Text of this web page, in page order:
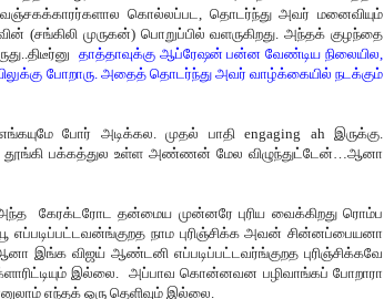
வஞ்சகக்காரர்களால கொல்லப்பட, தொடர்ந்து அவர் மனைவியும்
முருகன்) பொறுப்பில் வளருகிறது. அந்தக் குழந்தை
தாத்தாவுக்கு ஆப்ரேஷன் பன்ன வேண்டிய நிலையில,
போறாரு. அதைத் தொடர்ந்து அவர் வாழ்க்கையில் நடக்கும்
போர் அடிக்கல. முதல் பாதி engaging ah இருக்கு.
தூங்கி பக்கத்துல உள்ள அண்ணன் மேல விழுந்துட்டேன்…ஆனா
கேரக்டரோட தன்மைய முன்னரே புரிய வைக்கிறது ரொம்ப
எப்படிப்பட்டவன்ங்குறத நாம புரிஞ்சிக்க அவன் சின்னப்பையனா
இங்க விஜய் ஆண்டனி எப்படிப்பட்டவர்ங்குறத புரிஞ்சிக்கவே
க்ளாரிட்டியும் இல்லை. அப்பாவ கொன்னவன பழிவாங்கப் போறாரா
எந்தக் ஒரு தெளிவும் இல்லை.